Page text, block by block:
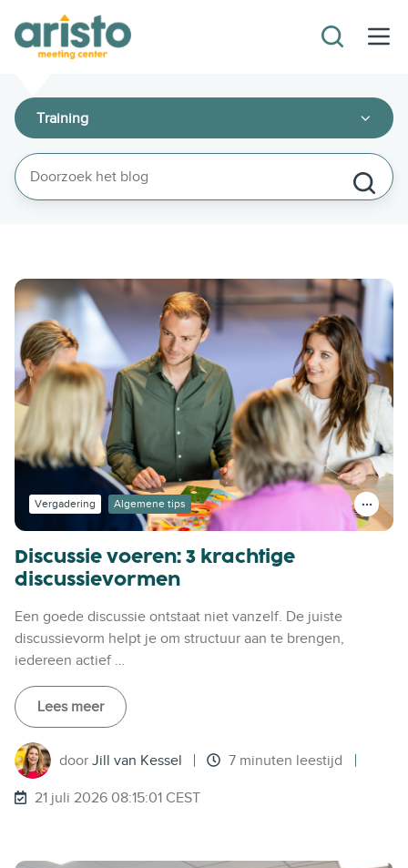
Training
Discussie voeren: 3 krachtige
discussievormen
Een goede discussie ontstaat niet vanzelf. De juiste
discussievorm helpt je om structuur aan te brengen,
iedereen actief …
Lees meer
door Jill van Kessel 7 minuten leestijd
21 juli 2026 08:15:01 CEST
Vergadering Algemene tips